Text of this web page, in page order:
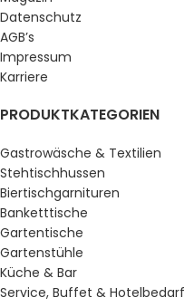
Datenschutz
AGB’s
Impressum
Karriere
PRODUKTKATEGORIEN
Gastrowäsche & Textilien
Stehtischhussen
Biertischgarnituren
Banketttische
Gartentische
Gartenstühle
Küche & Bar
Service, Buffet & Hotelbedarf